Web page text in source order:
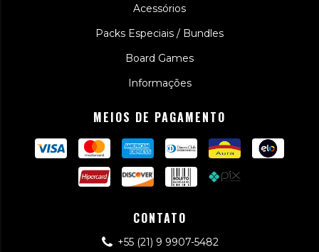
Acessórios
Packs Especiais / Bundles
Board Games
Informações
MEIOS DE PAGAMENTO
CONTATO
+55 (21) 9 9907-5482